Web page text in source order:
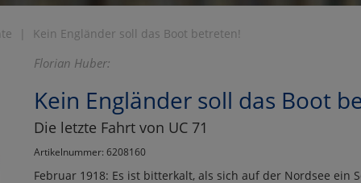
Kein Engländer soll das Boot betreten!
Florian Huber:
Kein Engländer soll das Boot
Die letzte Fahrt von UC 71
Artikelnummer: 6208160
Februar 1918: Es ist bitterkalt, als sich auf der Nordsee ein